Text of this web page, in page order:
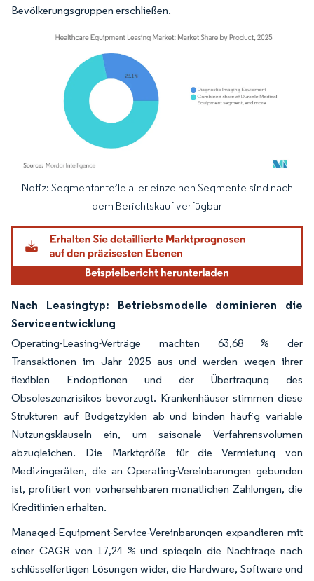
Bevölkerungsgruppen erschließen.
Bild © Mordor Intelligence. Wiederverwendung erfordert Namensnennung
Notiz: Segmentanteile aller einzelnen Segmente sind nach
dem Berichtskauf verfügbar
Nach Leasingtyp: Betriebsmodelle dominieren die
Serviceentwicklung
Operating-Leasing-Verträge machten 63,68 % der
Transaktionen im Jahr 2025 aus und werden wegen ihrer
flexiblen Endoptionen und der Übertragung des
Obsoleszenzrisikos bevorzugt. Krankenhäuser stimmen diese
Strukturen auf Budgetzyklen ab und binden häufig variable
Nutzungsklauseln ein, um saisonale Verfahrensvolumen
abzugleichen. Die Marktgröße für die Vermietung von
Medizingeräten, die an Operating-Vereinbarungen gebunden
ist, profitiert von vorhersehbaren monatlichen Zahlungen, die
Kreditlinien erhalten.
Managed-Equipment-Service-Vereinbarungen expandieren mit
einer CAGR von 17,24 % und spiegeln die Nachfrage nach
schlüsselfertigen Lösungen wider, die Hardware, Software und